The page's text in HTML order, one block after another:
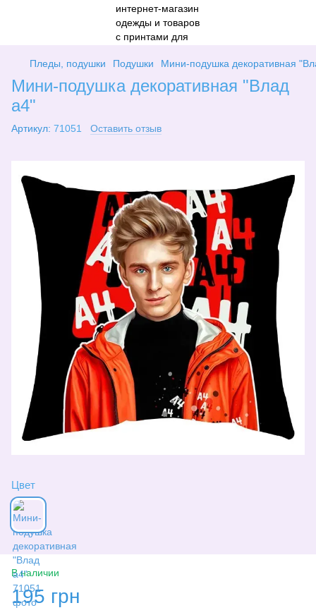
Пледы, подушки Подушки Мини-подушка декоративная
Мини-подушка декоративная "Влад
а4"
Артикул: 71051 Оставить отзыв
Цвет
В наличии
195 грн